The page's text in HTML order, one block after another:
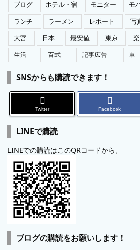
ブログ
ホテル・宿 モニター モ
ランチ
ラーメン レポート 写
大宮
日本 最安値 東京
生活
百式 記事広告 車
SNSからも購読できます！
Twitter Facebook
LINEで購読
LINEでの購読はこのQRコードから。
ブログの購読をお願いします！